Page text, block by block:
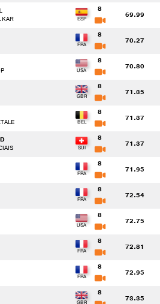
KAR
8
69.99
8
70.27
8
70.80
8
71.35
8
71.37
8
71.37
8
71.95
8
72.54
8
72.75
8
72.81
8
72.95
8
73.35